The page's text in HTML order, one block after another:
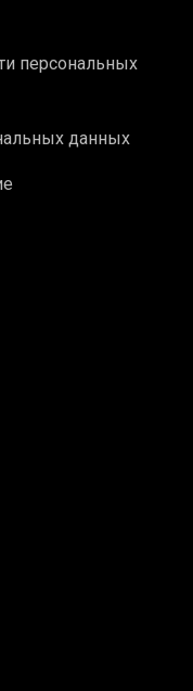
персональных
данных